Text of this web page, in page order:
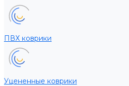
ПВХ коврики
Уцененные коврики